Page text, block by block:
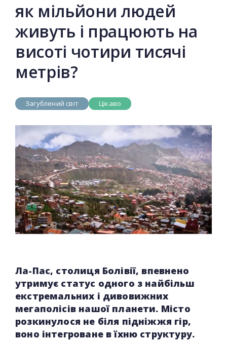
як мільйони людей
живуть і працюють на
висоті чотири тисячі
метрів?
Загублений світ Цікаво
Ла-Пас, столиця Болівії, впевнено
утримує статус одного з найбільш
екстремальних і дивовижних
мегаполісів нашої планети. Місто
розкинулося не біля підніжжя гір,
воно інтегроване в їхню структуру.